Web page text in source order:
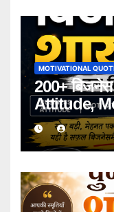
MOTIVATIONAL
200+ बिजनेस
Attitude,
Marketing